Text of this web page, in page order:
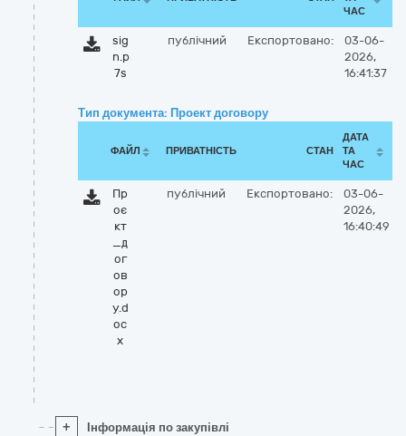
ЧАС
sig
n.p
7s
публічний Експортовано:
03-06-
2026,
16:41:37
Тип документа: Проект договору
ФАЙЛ ПРИВАТНІСТЬ СТАН
ДАТА
ТА
ЧАС
Пр
оє
кт
_д
ог
ов
ор
у.d
oc
x
публічний Експортовано:
03-06-
2026,
16:40:49
+ Інформація по закупівлі